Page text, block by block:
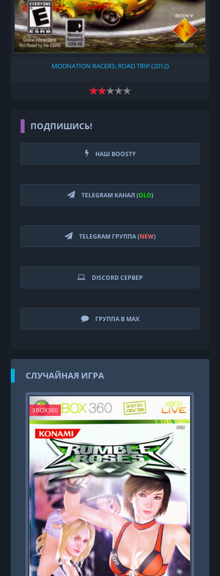
MODNATION RACERS: ROAD TRIP (2012)
ПОДПИШИСЬ!
НАШ BOOSTY
TELEGRAM КАНАЛ (OLD)
TELEGRAM ГРУППА (NEW)
DISCORD СЕРВЕР
ГРУППА В MAX
СЛУЧАЙНАЯ ИГРА
XBOX360